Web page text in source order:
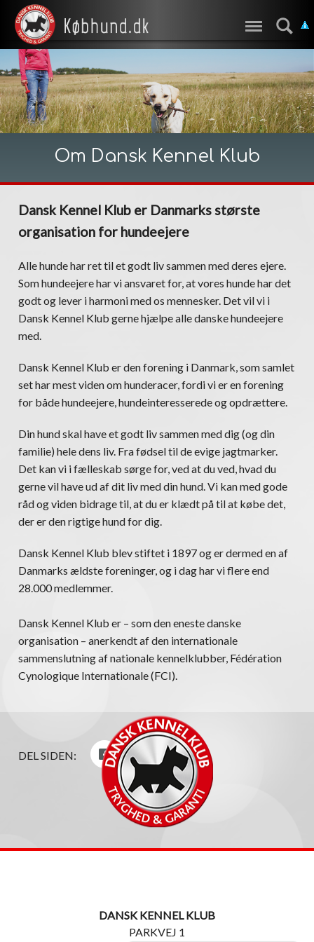
Om Dansk Kennel Klub
Dansk Kennel Klub er Danmarks største
organisation for hundeejere
Alle hunde har ret til et godt liv sammen med deres ejere.
Som hundeejere har vi ansvaret for, at vores hunde har det
godt og lever i harmoni med os mennesker. Det vil vi i
Dansk Kennel Klub gerne hjælpe alle danske hundeejere
med.
Dansk Kennel Klub er den forening i Danmark, som samlet
set har mest viden om hunderacer, fordi vi er en forening
for både hundeejere, hundeinteresserede og opdrættere.
Din hund skal have et godt liv sammen med dig (og din
familie) hele dens liv. Fra fødsel til de evige jagtmarker.
Det kan vi i fælleskab sørge for, ved at du ved, hvad du
gerne vil have ud af dit liv med din hund. Vi kan med gode
råd og viden bidrage til, at du er klædt på til at købe det,
der er den rigtige hund for dig.
Dansk Kennel Klub blev stiftet i 1897 og er dermed en af
Danmarks ældste foreninger, og i dag har vi flere end
28.000 medlemmer.
Dansk Kennel Klub er – som den eneste danske
organisation – anerkendt af den internationale
sammenslutning af nationale kennelklubber, Fédération
Cynologique Internationale (FCI).
DEL SIDEN:
DANSK KENNEL KLUB
PARKVEJ 1